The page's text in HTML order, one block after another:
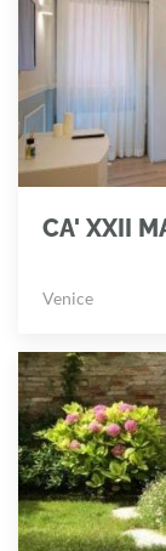
CA' XXII
Venice